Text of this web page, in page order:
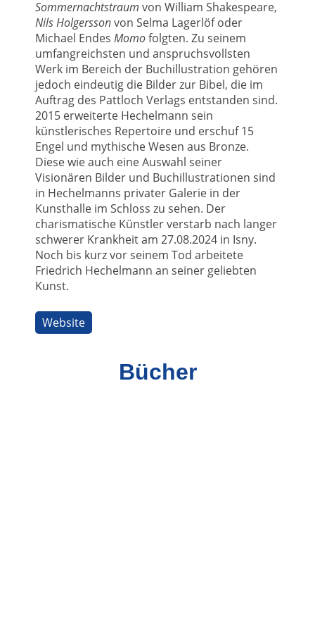
Sommernachtstraum von William Shakespeare,
Nils Holgerssonvon Selma Lagerlöf oder
Michael Endes Momofolgten. Zu seinem
umfangreichsten und anspruchsvollsten
Werk im Bereich der Buchillustration gehören
jedoch eindeutig die Bilder zur Bibel, die im
Auftrag des Pattloch Verlags entstanden sind.
2015 erweiterte Hechelmann sein
künstlerisches Repertoire und erschuf 15
Engel und mythische Wesen aus Bronze.
Diese wie auch eine Auswahl seiner
Visionären Bilder und Buchillustrationen sind
in Hechelmanns privater Galerie in der
Kunsthalle im Schloss zu sehen. Der
charismatische Künstler verstarb nach langer
schwerer Krankheit am 27.08.2024 in Isny.
Noch bis kurz vor seinem Tod arbeitete
Friedrich Hechelmann an seiner geliebten
Kunst.
Website
Bücher